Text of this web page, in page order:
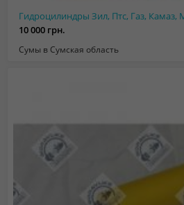
10 000 грн.
Сумы в Сумская область